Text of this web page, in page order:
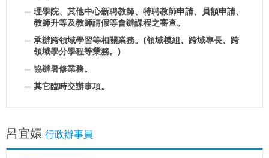
理學院、其他中心新聘教師、特聘教師申請、員額申請、
教師升等及教師請假等會辦課程之審查。
承辦跨領域學習等相關業務。(領域模組、跨域專長、跨
領域學分學程等業務。)
協辦暑修業務。
其它臨時交辦事項。
呂宜嬛 行政辦事員